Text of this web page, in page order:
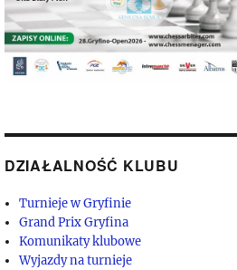
DZIAŁALNOŚĆ KLUBU
Turnieje w Gryfinie
Grand Prix Gryfina
Komunikaty klubowe
Wyjazdy na turnieje